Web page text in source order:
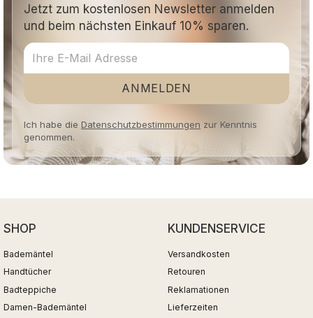
Jetzt zum kostenlosen Newsletter anmelden
und beim nächsten Einkauf 10% sparen.
ANMELDEN
Ich habe die Datenschutzbestimmungen zur Kenntnis
genommen.
SHOP
Bademäntel
Handtücher
Badteppiche
Damen-Bademäntel
KUNDENSERVICE
Versandkosten
Retouren
Reklamationen
Lieferzeiten